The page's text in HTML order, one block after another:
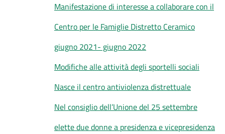
Manifestazione di interesse a collaborare con il
Centro per le Famiglie Distretto Ceramico
giugno 2021- giugno 2022
Modifiche alle attività degli sportelli sociali
Nasce il centro antiviolenza distrettuale
Nel consiglio dell’Unione del 25 settembre
elette due donne a presidenza e vicepresidenza